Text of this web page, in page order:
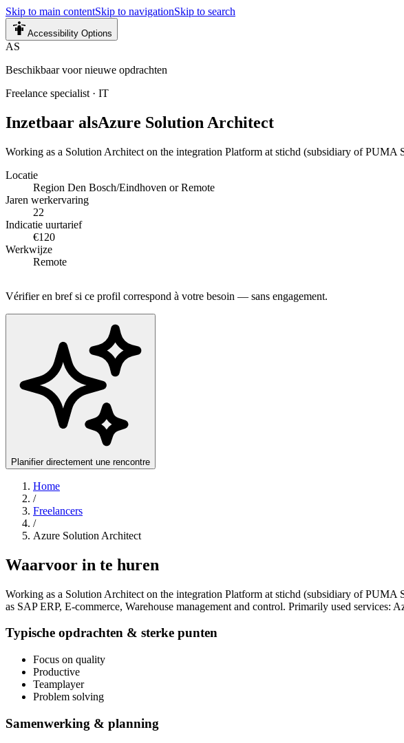
Skip to main contentSkip to navigationSkip to search
Accessibility Options
AS
Beschikbaar voor nieuwe opdrachten
Freelance specialist · IT
Inzetbaar alsAzure Solution Architect
Working as a Solution Architect on the integration Platform at stichd (subsidiary of PUMA
Locatie
Region Den Bosch/Eindhoven or Remote
Jaren werkervaring
22
Indicatie uurtarief
€120
Werkwijze
Remote
Vérifier en bref si ce profil correspond à votre besoin — sans engagement.
Planifier directement une rencontre
Home
/
Freelancers
/
Azure Solution Architect
Waarvoor in te huren
Working as a Solution Architect on the integration Platform at stichd (subsidiary of PUMA
as SAP ERP, E-commerce, Warehouse management and control. Primarily used
Typische opdrachten & sterke punten
Focus on quality
Productive
Teamplayer
Problem solving
Samenwerking & planning